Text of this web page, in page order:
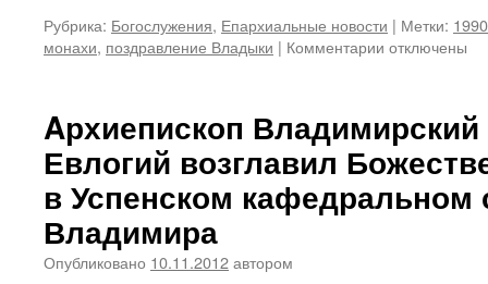
Рубрика: Богослужения, Епархиальные новости | Метки:
монахи, поздравление Владыки | Комментарии к
духовенства,
и
мирян
Владимирской
отключены
Aрхиепископ
Евлогий возглавил
в Успенском кафедральном
Владимира
Опубликовано 10.11.2012автором